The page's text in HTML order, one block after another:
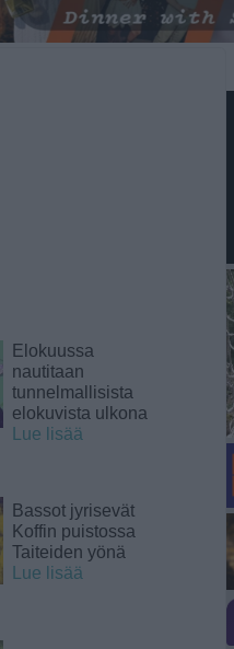
Elokuussa
nautitaan
tunnelmallisista
elokuvista ulkona
Lue lisää
Bassot jyrisevät
Koffin puistossa
Taiteiden yönä
Lue lisää